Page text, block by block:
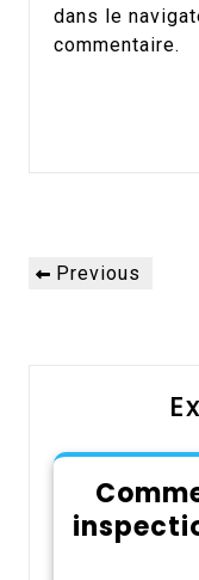
dans le
commentaire.
Navigation
dePrevious
Previous